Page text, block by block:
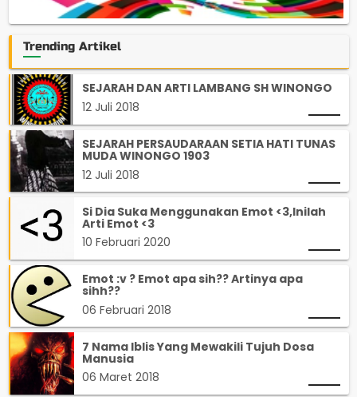
Trending Artikel
SEJARAH DAN ARTI LAMBANG SH WINONGO
12 Juli 2018
SEJARAH PERSAUDARAAN SETIA HATI TUNAS
MUDA WINONGO 1903
12 Juli 2018
Si Dia Suka Menggunakan Emot <3,Inilah
Arti Emot <3
10 Februari 2020
Emot :v ? Emot apa sih?? Artinya apa
sihh??
06 Februari 2018
7 Nama Iblis Yang Mewakili Tujuh Dosa
Manusia
06 Maret 2018